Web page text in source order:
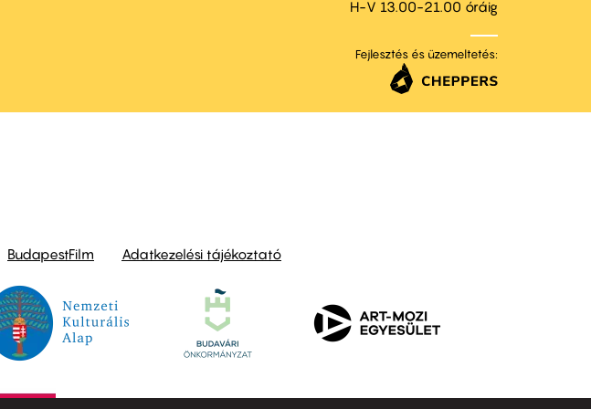
H-V 13.00-21.00 óráig
Fejlesztés és üzemeltetés:
BudapestFilm Adatkezelési tájékoztató